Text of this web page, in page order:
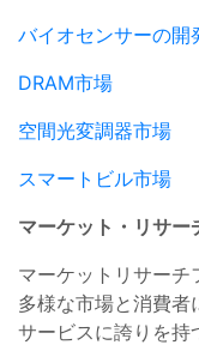
バイオセンサーの開
DRAM市場
空間光変調器市場
スマートビル市場
マーケット・リサー
マーケットリサーチ
多様な市場と消費者
サービスに誇りを持